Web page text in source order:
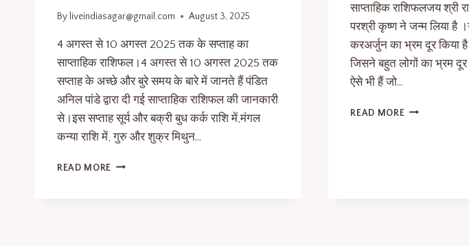
By liveindiasagar@gmail.com August 3, 2025
4 अगस्त से 10 अगस्त 2025 तक के सप्ताह का
साप्ताहिक राशिफल।4 अगस्त से 10 अगस्त 2025 तक
सप्ताह के अच्छे और बुरे समय के बारे में जानते हैं पंडित
अनिल पांडे द्वारा दी गई साप्ताहिक राशिफल की जानकारी
से।इस सप्ताह सूर्य और बक्री बुध कर्क राशि में,मंगल
कन्या राशि में, गुरु और शुक्र मिथुन…
READ MORE
साप्ताहिक राशिफलजय श्री
परश्री कृष्ण ने जन्म लिया है
करअर्जुन का भ्रम दूर किया
जिसने बहुत लोगों का भ्रम
ऐसे भी हैं जो…
READ MORE